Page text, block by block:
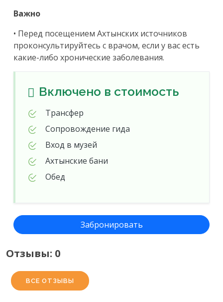
Важно
• Перед посещением Ахтынских источников
проконсультируйтесь с врачом, если у вас есть
какие-либо хронические заболевания.
Включено в стоимость
Трансфер
Сопровождение гида
Вход в музей
Ахтынские бани
Обед
Забронировать
Отзывы: 0
ВСЕ ОТЗЫВЫ